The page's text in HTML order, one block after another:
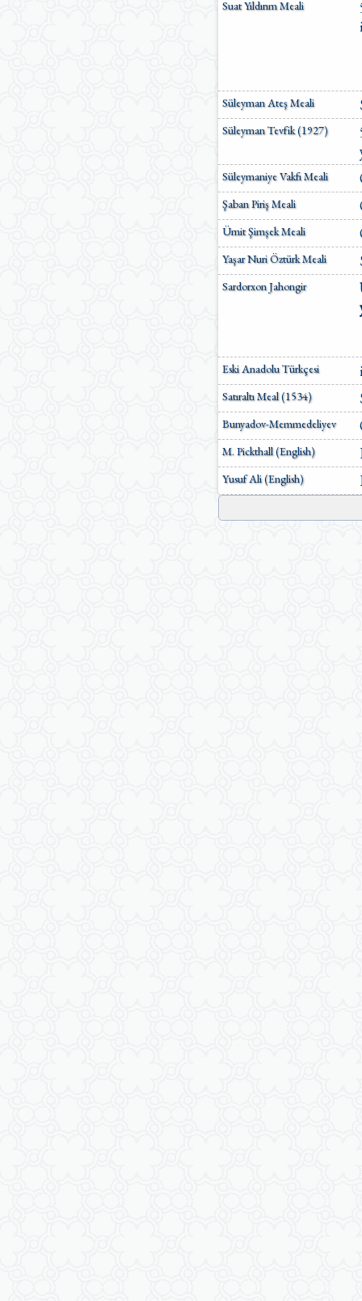
Suat Yıldırım Meali
Süleyman Ateş Meali
Süleyman Tevfik (1927)
Süleymaniye Vakfı Meali
Şaban Piriş Meali
Ümit Şimşek Meali
Yaşar Nuri Öztürk Meali
Sardorxon Jahongir
Eski Anadolu Türkçesi
Satıraltı Meal (1534)
Bunyadov-Memmedeliyev
M. Pickthall (English)
Yusuf Ali (English)